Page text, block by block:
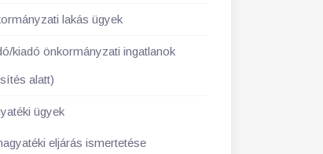
lakás ügyek
kiadó önkormányzati ingatlanok
alatt)
ügyek
eljárás ismertetése